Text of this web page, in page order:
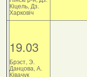
Кіцель, Дз.
Харковіч
19.03
Брэст, Э.
Данцова, А.
Ківачук